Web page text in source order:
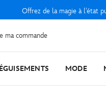
Offrez de la magie à l'état
ma commande
MODE